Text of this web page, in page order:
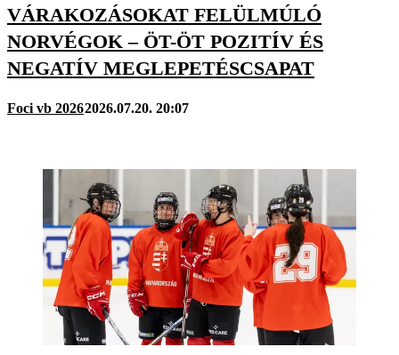
VÁRAKOZÁSOKAT FELÜLMÚLÓ
NORVÉGOK – ÖT-ÖT POZITÍV ÉS
NEGATÍV MEGLEPETÉSCSAPAT
Foci vb 20262026.07.20. 20:07